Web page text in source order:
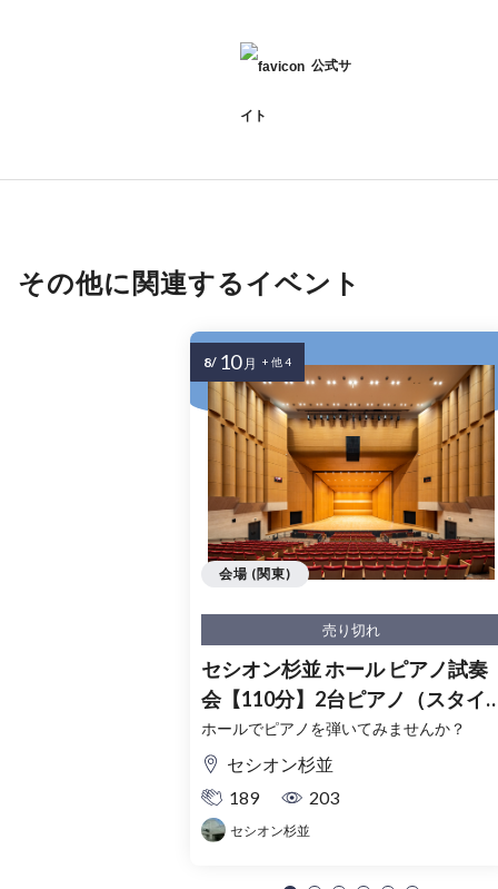
公式サ
イト
その他に関連するイベント
売り切れ
セシオン杉並 ホール ピアノ試奏
会【110分】2台ピアノ（スタイ
ンウェイ・ベーゼンドルファー
ホールでピアノを弾いてみませんか？
セシオン杉並
189
203
セシオン杉並
会場 (関東)
8/ 10 月 + 他 4